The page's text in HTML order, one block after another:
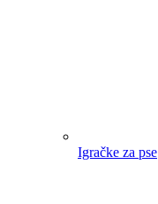
Igračke za pse